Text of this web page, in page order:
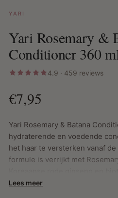
YARI
Yari Rosemary &
Conditioner 360
4.9 · 459 reviews
€7,95
Yari Rosemary & Batana
hydraterende en voedende
het haar te versterken vanaf
formule is verrijkt met
ingrediënten die samenwerken
Lees meer